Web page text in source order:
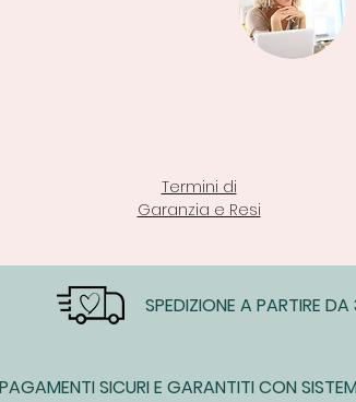
Termini di
Garanzia e Resi
SPEDIZIONE A PARTIRE
PAGAMENTI SICURI E GARANTITI CON